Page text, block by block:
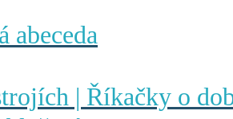
abeceda
| Říkačky o